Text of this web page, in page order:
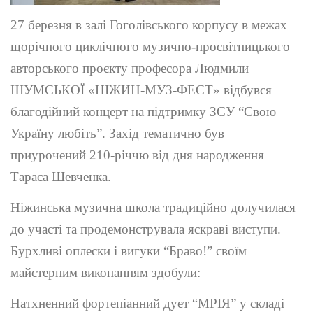
27 березня в залі Гоголівського корпусу в межах
щорічного циклічного музично-просвітницького
авторського проєкту професора Людмили
ШУМСЬКОЇ «НІЖИН-МУЗ-ФЕСТ» відбувся
благодійний концерт на підтримку ЗСУ “Свою
Україну любіть”. Захід тематично був
приурочений 210-річчю від дня народження
Тараса Шевченка.
Ніжинська музична школа традиційно долучилася
до участі та продемонструвала яскраві виступи.
Бурхливі оплески і вигуки “Браво!” своїм
майстерним виконанням здобули:
Натхненний фортепіанний дует “МРІЯ” у складі